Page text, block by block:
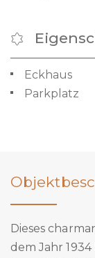
Eckhaus
Parkplatz
Dieses
dem Jahr